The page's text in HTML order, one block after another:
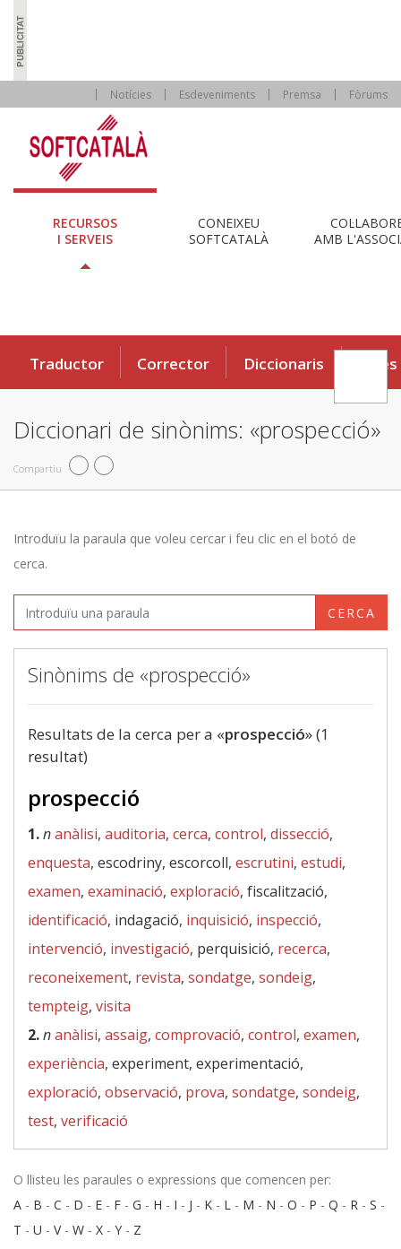
Notícies Esdeveniments Premsa Fòrums
RECURSOS
I SERVEIS
CONEIXEU
SOFTCATALÀ
AMB
Traductor Corrector Diccionaris Eines
Diccionari de sinònims: «prospecció»
Compartiu
Introduïu la paraula que voleu cercar i feu clic en el botó de
cerca.
CERCA
Sinònims de «prospecció»
Resultats de la cerca per a «prospecció» (1
resultat)
prospecció
1.nanàlisi, auditoria, cerca, control, dissecció,
enquesta, escodriny, escorcoll, escrutini, estudi,
examen, examinació, exploració, fiscalització,
identificació, indagació, inquisició, inspecció,
intervenció, investigació, perquisició, recerca,
reconeixement, revista, sondatge, sondeig,
tempteig, visita
2.nanàlisi, assaig, comprovació, control, examen,
experiència, experiment, experimentació,
exploració, observació, prova, sondatge, sondeig,
test, verificació
O llisteu les paraules o expressions que comencen per:
A - B - C - D - E - F - G - H - I - J - K - L - M - N - O - P - Q - R - S -
T - U - V- W - X - Y - Z